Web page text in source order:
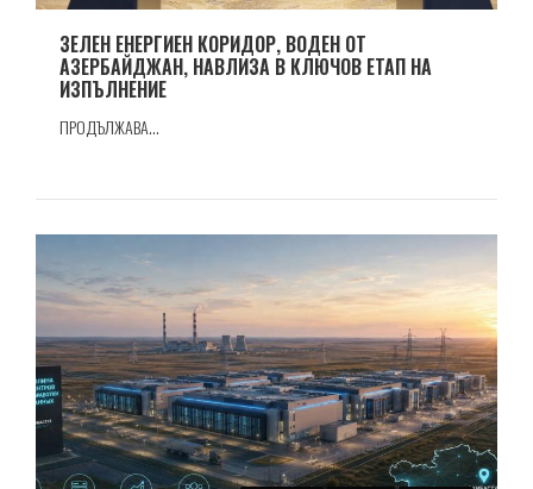
ЗЕЛЕН ЕНЕРГИЕН КОРИДОР, ВОДЕН ОТ
АЗЕРБАЙДЖАН, НАВЛИЗА В КЛЮЧОВ ЕТАП НА
ИЗПЪЛНЕНИЕ
ПРОДЪЛЖАВА...